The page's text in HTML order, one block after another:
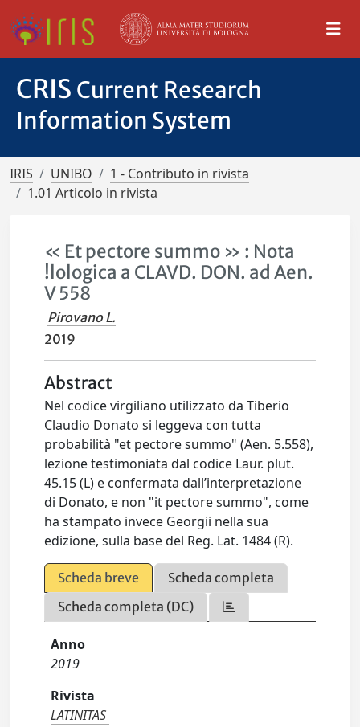
CRIS Current Research
Information System
IRIS UNIBO
1 - Contributo in rivista
1.01 Articolo in rivista
« Et pectore summo » : Nota
!lologica a CLAVD. DON. ad Aen.
V 558
Pirovano L.
2019
Abstract
Nel codice virgiliano utilizzato da Tiberio
Claudio Donato si leggeva con tutta
probabilità "et pectore summo" (Aen. 5.558),
lezione testimoniata dal codice Laur. plut.
45.15 (L) e confermata dall’interpretazione
di Donato, e non "it pectore summo", come
ha stampato invece Georgii nella sua
edizione, sulla base del Reg. Lat. 1484 (R).
Scheda breve
Scheda completa
Scheda completa (DC)
Anno
2019
Rivista
LATINITAS